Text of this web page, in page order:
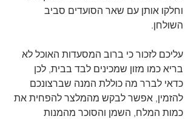
וחלקו אותן עם שאר הסועדים סביב
השולחן.
עליכם לזכור כי ברוב המסעדות האוכל לא
בריא כמו מזון שמכינים לבד בבית, לכן
כדאי לברר מה כוללת המנה שברצונכם
להזמין, אפשר לבקש מהמלצר להפחית את
כמות המלח, השמן והסוכר מהמנות